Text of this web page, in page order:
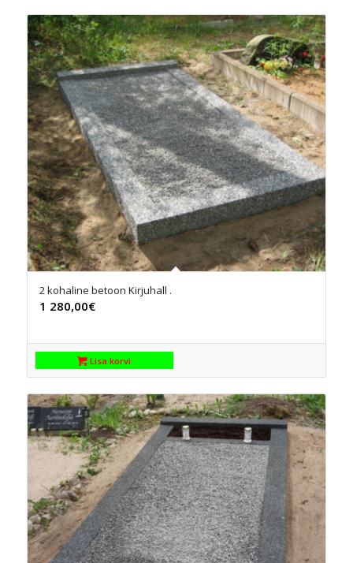
2 kohaline betoon Kirjuhall .
1 280,00€
Lisa korvi